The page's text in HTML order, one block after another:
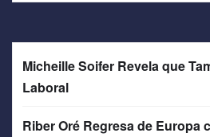
Micheille Soifer Revela que
Laboral
Riber Oré Regresa de Europa